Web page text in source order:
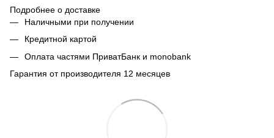
Подробнее о доставке
Наличными при получении
Кредитной картой
Оплата частями ПриватБанк и monobank
Гарантия от производителя 12 месяцев